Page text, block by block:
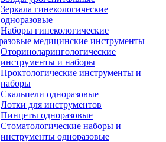
Зеркала гинекологические
одноразовые
Наборы гинекологические
медицинские инструменты
Оториноларингологические
инструменты и наборы
Проктологические инструменты и
наборы
Скальпели одноразовые
Лотки для инструментов
Пинцеты одноразовые
Стоматологические наборы и
инструменты одноразовые